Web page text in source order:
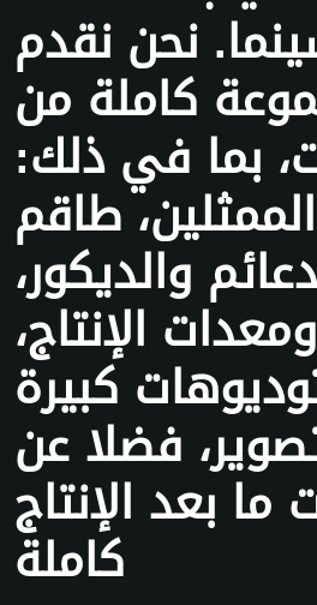
نحن نقدم
كاملة من
بما في ذلك:
طاقم
والديكور،
الإنتاج،
كبيرة
فضلا عن
بعد الإنتاج
كاملة